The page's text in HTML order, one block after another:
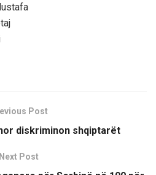
Post
diskriminon shqiptarët
Next Post